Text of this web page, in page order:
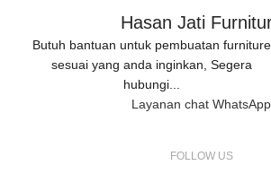
Hasan Jati
Butuh bantuan untuk pembuatan furniture
sesuai yang anda inginkan, Segera
hubungi...
Layanan chat WhatsApp
FOLLOW US